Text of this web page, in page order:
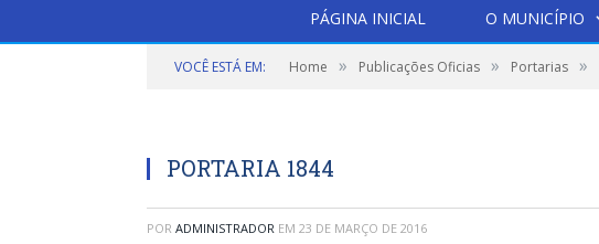
PÁGINA INICIAL O MUNICÍPIO
VOCÊ ESTÁ EM: Home » Publicações Oficias » Portarias »
PORTARIA 1844
POR ADMINISTRADOR EM 23 DE MARÇO DE 2016